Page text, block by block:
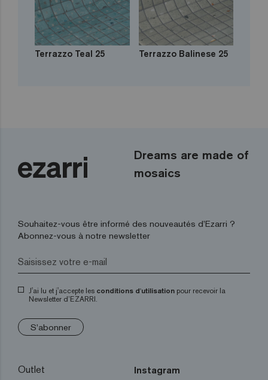
Terrazzo Teal 25 Terrazzo Balinese 25
Dreams are made of
mosaics
Souhaitez-vous être informé des nouveautés d’Ezarri ?
Abonnez-vous à notre newsletter
J'ai lu et j'accepte les conditions d'utilisation pour recevoir la
Newsletter d’EZARRI.
S'abonner
Outlet
Instagram